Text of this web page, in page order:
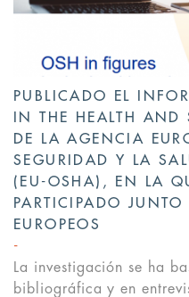
PUBLICADO EL
IN THE HEALTH AND
DE LA AGENCIA
SEGURIDAD Y LA
(EU-OSHA), EN LA
PARTICIPADO
EUROPEOS
La investigación se ha
bibliográfica y en